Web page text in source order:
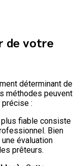
de votre
déterminant de
méthodes peuvent
:
plus fiable consiste
Bien
évaluation
prêteurs.